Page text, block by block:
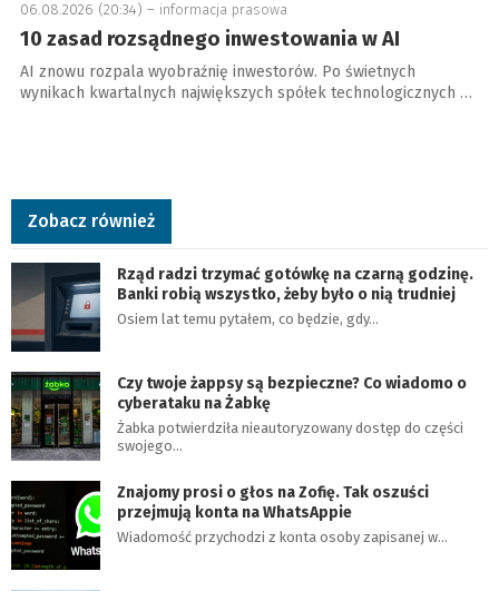
06.08.2026 (20:34) – informacja prasowa
10 zasad rozsądnego inwestowania w AI
AI znowu rozpala wyobraźnię inwestorów. Po świetnych
wynikach kwartalnych największych spółek technologicznych …
Zobacz również
Rząd radzi trzymać gotówkę na czarną godzinę.
Banki robią wszystko, żeby było o nią trudniej
Osiem lat temu pytałem, co będzie, gdy…
Czy twoje żappsy są bezpieczne? Co wiadomo o
cyberataku na Żabkę
Żabka potwierdziła nieautoryzowany dostęp do części
swojego…
Znajomy prosi o głos na Zofię. Tak oszuści
przejmują konta na WhatsAppie
Wiadomość przychodzi z konta osoby zapisanej w…